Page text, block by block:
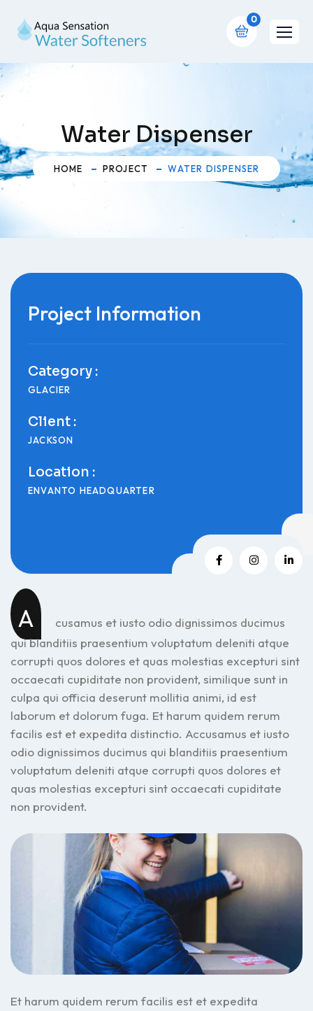
0
Water Dispenser
HOME PROJECT WATER DISPENSER
Project Information
Category :
GLACIER
Client :
JACKSON
Location :
ENVANTO HEADQUARTER
A
cusamus et iusto odio dignissimos ducimus
qui blanditiis praesentium voluptatum deleniti atque
corrupti quos dolores et quas molestias excepturi sint
occaecati cupiditate non provident, similique sunt in
culpa qui officia deserunt mollitia animi, id est
laborum et dolorum fuga. Et harum quidem rerum
facilis est et expedita distinctio. Accusamus et iusto
odio dignissimos ducimus qui blanditiis praesentium
voluptatum deleniti atque corrupti quos dolores et
quas molestias excepturi sint occaecati cupiditate
non provident.
Et harum quidem rerum facilis est et expedita